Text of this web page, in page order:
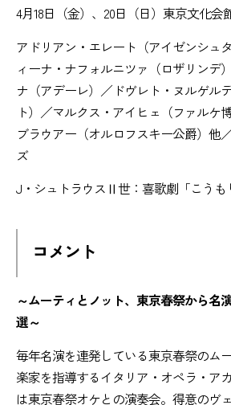
4月18日（金）、20日（日）東京文化会
アドリアン・エレート（アイゼンシュ
ィーナ・ナフォルニツァ（ロザリンデ
ナ（アデーレ）／ドヴレト・ヌルゲル
ト）／マルクス・アイヒェ（ファルケ
ブラウアー（オルロフスキー公爵）他
ズ
J・シュトラウスⅡ世：喜歌劇「こうも
コメント
～ムーティとノット、東京春祭から名
選～
毎年名演を連発している東京春祭のム
楽家を指導するイタリア・オペラ・ア
は東京春祭オケとの演奏会。得意のヴ